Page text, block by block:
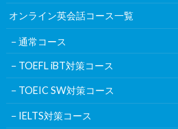
オンライン英会話コース一覧
通常コース
TOEFL iBT対策コース
TOEIC SW対策コース
IELTS対策コース